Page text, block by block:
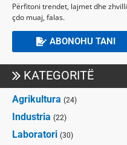
Përfitoni trendet, lajmet dhe
çdo muaj, falas.
ABONOHU TANI
KATEGORITË
Agrikultura (24)
Industria (22)
Laboratori (30)